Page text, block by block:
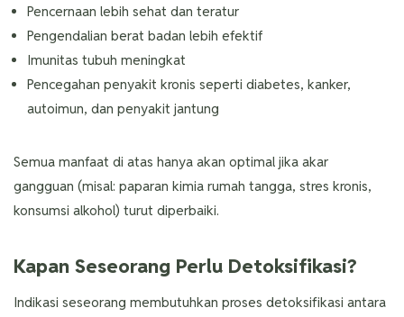
Pencernaan lebih sehat dan teratur
Pengendalian berat badan lebih efektif
Imunitas tubuh meningkat
Pencegahan penyakit kronis seperti diabetes, kanker,
autoimun, dan penyakit jantung
Semua manfaat di atas hanya akan optimal jika akar
gangguan (misal: paparan kimia rumah tangga, stres kronis,
konsumsi alkohol) turut diperbaiki.
Kapan Seseorang Perlu Detoksifikasi?
Indikasi seseorang membutuhkan proses detoksifikasi antara